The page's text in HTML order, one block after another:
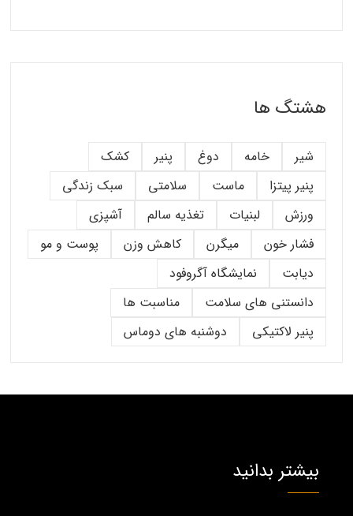
هشتگ ها
شیر خامه دوغ پنیر
کشک
پنیر پیتزا
ماست سلامتی
سبک زندگی
ورزش
لبنیات تغذیه سالم
آشپزی
فشار خون
میگرن کاهش وزن
پوست و مو
دیابت
نمایشگاه آگروفود
دانستنی های سلامت
مناسبت ها
پنیر لاکتیکی
دوشنبه های دوماس
بیشتر بدانید